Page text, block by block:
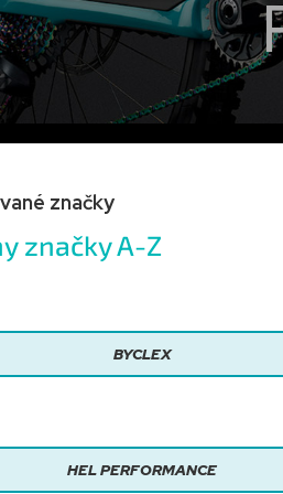
značky
značky A-Z
BYCLEX
HEL PERFORMANCE